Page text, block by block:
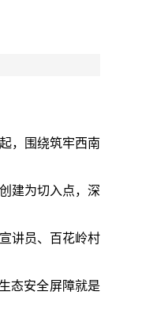
，围绕筑牢西南
建为切入点，深
讲员、百花岭村
态安全屏障就是